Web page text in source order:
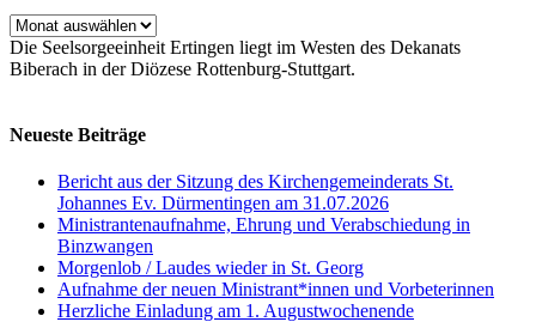
Archiv
Die Seelsorgeeinheit Ertingen liegt im Westen des Dekanats
Biberach in der Diözese Rottenburg-Stuttgart.
Neueste Beiträge
Bericht aus der Sitzung des Kirchengemeinderats St.
Johannes Ev. Dürmentingen am 31.07.2026
Ministrantenaufnahme, Ehrung und Verabschiedung in
Binzwangen
Morgenlob / Laudes wieder in St. Georg
Aufnahme der neuen Ministrant*innen und Vorbeterinnen
Herzliche Einladung am 1. Augustwochenende